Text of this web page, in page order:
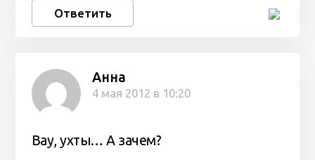
Ответить
Анна
4 мая 2012 в 10:20
Вау, ухты… А зачем?